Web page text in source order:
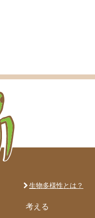
生物多様性とは？
考える